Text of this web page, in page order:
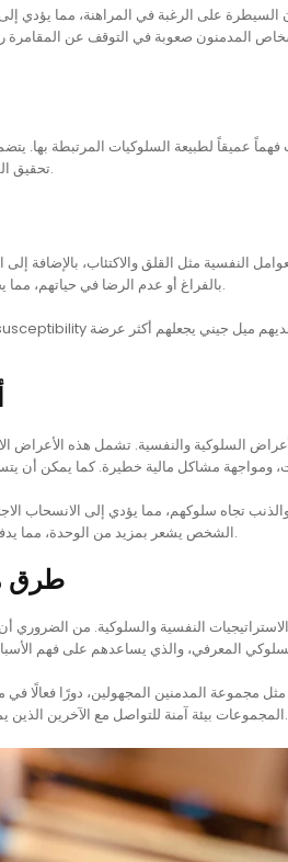
السيطرة على الرغبة في المراهنة، مما يؤدي
المدمنون صعوبة في التوقف عن
عميقاً لطبيعة السلوكيات المرتبطة بها.
تحقيق الفوز، مما يجعله يعود مرة بعد مرة رغم الخسائر الكبيرة.
النفسية مثل القلق والاكتئاب، بالإضافة
بالفراغ أو عدم الرضا في حياتهم، مما يجعلهم يلجأون إلى المقامرة كوسيلة للهروب من الواقع.
السلوكية والنفسية. تشمل هذه الأعراض
تجاه سلوكهم، مما يؤدي إلى الانسحاب
الشخص يشعر بمزيد من الوحدة، مما يدفعه للمقامرة أكثر كوسيلة للتعامل مع المشاعر السلبية.
طرق
النفسية والسلوكية. من الضروري
مجموعة المدمنين المجهولين، دورًا فعالًا في
المجموعات بيئة آمنة للتواصل مع الآخرين الذين يمرون بنفس التجربة، مما يعزز الشعور بالدعم والانتماء.